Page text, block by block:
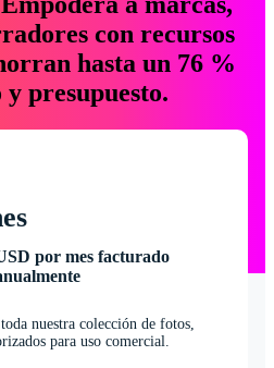
con recursos
hasta un 76 %
presupuesto.
por mes facturado
nuestra colección de fotos,
para uso comercial.